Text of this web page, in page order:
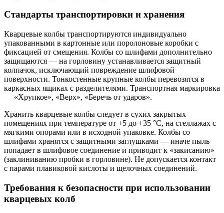
Стандарты транспортировки и хранения
Кварцевые колбы транспортируются индивидуально
упакованными в картонные или поролоновые коробки с
фиксацией от смещения. Колбы со шлифами дополнительно
защищаются — на горловину устанавливается защитный
колпачок, исключающий повреждение шлифовой
поверхности. Тонкостенные крупные колбы перевозятся в
каркасных ящиках с разделителями. Транспортная маркировка
— «Хрупкое», «Верх», «Беречь от ударов».
Хранить кварцевые колбы следует в сухих закрытых
помещениях при температуре от +5 до +35 °C, на стеллажах с
мягкими опорами или в исходной упаковке. Колбы со
шлифами хранятся с защитными заглушками — иначе пыль
попадает в шлифовое соединение и приводит к «закисанию»
(заклиниванию пробки в горловине). Не допускается контакт
с парами плавиковой кислоты и щелочных соединений.
Требования к безопасности при использовании
кварцевых колб